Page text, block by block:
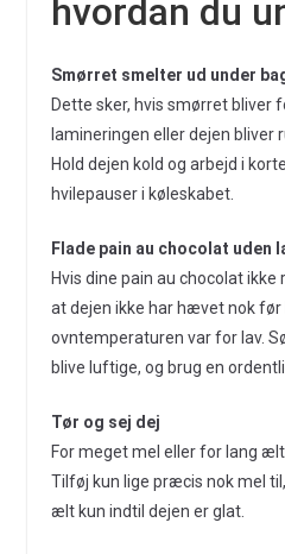
hvordan du
Smørret smelter ud under
Dette sker, hvis smørret bliver
lamineringen eller dejen bliver
Hold dejen kold og arbejd i
hvilepauser i køleskabet.
Flade pain au chocolat uden
Hvis dine pain au chocolat ikke
at dejen ikke har hævet nok før
ovntemperaturen var for lav.
blive luftige, og brug en
Tør og sej dej
For meget mel eller for lang
Tilføj kun lige præcis nok mel
ælt kun indtil dejen er glat.